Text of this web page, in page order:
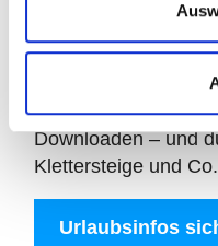
Downloads
Alle Urlaubsinfos
Downloaden – und
Klettersteige und
Urlaubsinfos